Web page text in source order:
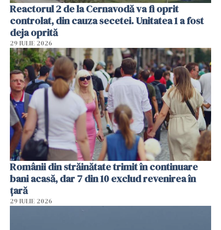
Reactorul 2 de la Cernavodă va fi oprit
controlat, din cauza secetei. Unitatea 1 a fost
deja oprită
29 IULIE 2026
Românii din străinătate trimit în continuare
bani acasă, dar 7 din 10 exclud revenirea în
țară
29 IULIE 2026